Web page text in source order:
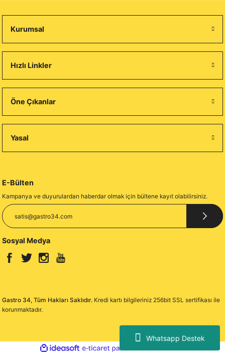
Whatsapp Destek
Kurumsal
Hızlı Linkler
Öne Çıkanlar
Yasal
E-Bülten
Kampanya ve duyurulardan haberdar olmak için bültene kayıt olabilirsiniz.
Sosyal Medya
Gastro 34, Tüm Hakları Saklıdır. Kredi kartı bilgileriniz 256bit SSL sertifikası ile
korunmaktadır.
ideasoft